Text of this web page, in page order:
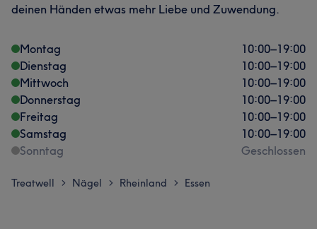
deinen Händen etwas mehr Liebe und Zuwendung.
Montag 10:00–19:00
Dienstag
10:00–19:00
Mittwoch
10:00–19:00
Donnerstag
10:00–19:00
Freitag
10:00–19:00
Samstag
10:00–19:00
Sonntag
Geschlossen
Treatwell > Nägel > Rheinland > Essen